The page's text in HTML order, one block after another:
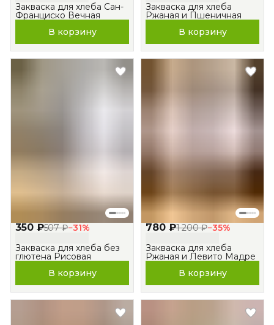
Закваска для хлеба Сан-
Франциско Вечная
В корзину
Закваска для хлеба
Ржаная и Пшеничная
В корзину
350 ₽507 ₽−31%
Закваска для хлеба без
глютена Рисовая
В корзину
780 ₽1 200 ₽−35%
Закваска для хлеба
Ржаная и Левито Мадре
В корзину